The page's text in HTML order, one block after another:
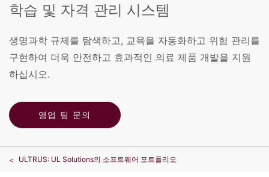
학습 및 자격 관리 시스템
생명과학 규제를 탐색하고, 교육을 자동화하고 위험 관리를
구현하여 더욱 안전하고 효과적인 의료 제품 개발을 지원
하십시오.
영업 팀 문의
ULTRUS: UL Solutions의 소프트웨어 포트폴리오